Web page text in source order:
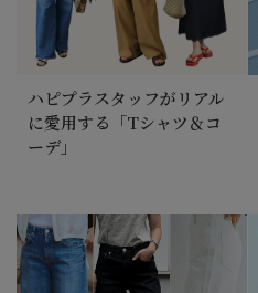
ハピプラスタッフがリアル
に愛用する「Tシャツ＆コ
ーデ」